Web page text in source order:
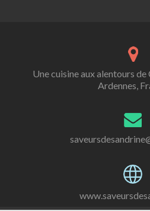
Une cuisine aux alentours
Ardennes,